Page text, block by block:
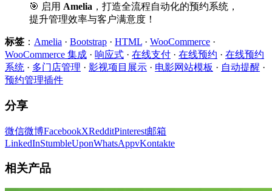
🎯 启用 Amelia ，打造全流程自动化的预约系统，
提升管理效率与客户满意度！
标签 ： Amelia · Bootstrap · HTML · WooCommerce ·
WooCommerce 集成 · 响应式 · 在线支付 · 在线预约 · 在线预约
系统 · 多门店管理 · 影视项目展示 · 电影网站模板 · 自动提醒 ·
预约管理插件
分享
微信微博FacebookXRedditPinterest邮箱
LinkedInStumbleUponWhatsAppvKontakte
相关产品